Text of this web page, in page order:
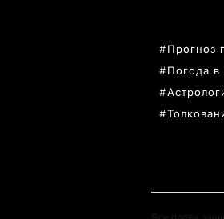
Прогноз
Погода в
Все права